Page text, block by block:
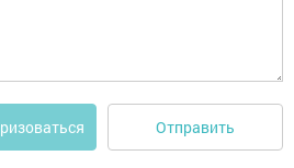
Отправить